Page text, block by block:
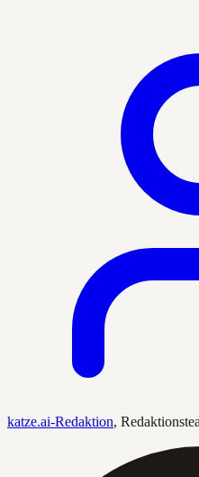
katze.ai-Redaktion,